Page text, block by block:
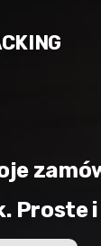
Proste